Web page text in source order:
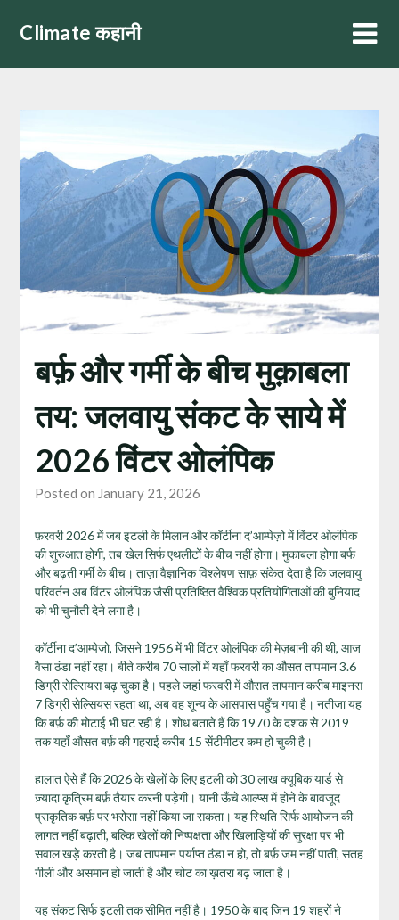
Climate कहानी
बर्फ़ और गर्मी के बीच मुक़ाबला
तय: जलवायु संकट के साये में
2026 विंटर ओलंपिक
Posted on January 21, 2026
फ़रवरी 2026 में जब इटली के मिलान और कॉर्टीना द’आम्पेज़ो में विंटर ओलंपिक
की शुरुआत होगी, तब खेल सिर्फ एथलीटों के बीच नहीं होगा। मुकाबला होगा बर्फ
और बढ़ती गर्मी के बीच। ताज़ा वैज्ञानिक विश्लेषण साफ़ संकेत देता है कि जलवायु
परिवर्तन अब विंटर ओलंपिक जैसी प्रतिष्ठित वैश्विक प्रतियोगिताओं की बुनियाद
को भी चुनौती देने लगा है।
कॉर्टीना द’आम्पेज़ो, जिसने 1956 में भी विंटर ओलंपिक की मेज़बानी की थी, आज
वैसा ठंडा नहीं रहा। बीते करीब 70 सालों में यहाँ फरवरी का औसत तापमान 3.6
डिग्री सेल्सियस बढ़ चुका है। पहले जहां फरवरी में औसत तापमान करीब माइनस
7 डिग्री सेल्सियस रहता था, अब वह शून्य के आसपास पहुँच गया है। नतीजा यह
कि बर्फ़ की मोटाई भी घट रही है। शोध बताते हैं कि 1970 के दशक से 2019
तक यहाँ औसत बर्फ़ की गहराई करीब 15 सेंटीमीटर कम हो चुकी है।
हालात ऐसे हैं कि 2026 के खेलों के लिए इटली को 30 लाख क्यूबिक यार्ड से
ज़्यादा कृत्रिम बर्फ़ तैयार करनी पड़ेगी। यानी ऊँचे आल्प्स में होने के बावजूद
प्राकृतिक बर्फ़ पर भरोसा नहीं किया जा सकता। यह स्थिति सिर्फ आयोजन की
लागत नहीं बढ़ाती, बल्कि खेलों की निष्पक्षता और खिलाड़ियों की सुरक्षा पर भी
सवाल खड़े करती है। जब तापमान पर्याप्त ठंडा न हो, तो बर्फ़ जम नहीं पाती, सतह
गीली और असमान हो जाती है और चोट का ख़तरा बढ़ जाता है।
यह संकट सिर्फ इटली तक सीमित नहीं है। 1950 के बाद जिन 19 शहरों ने